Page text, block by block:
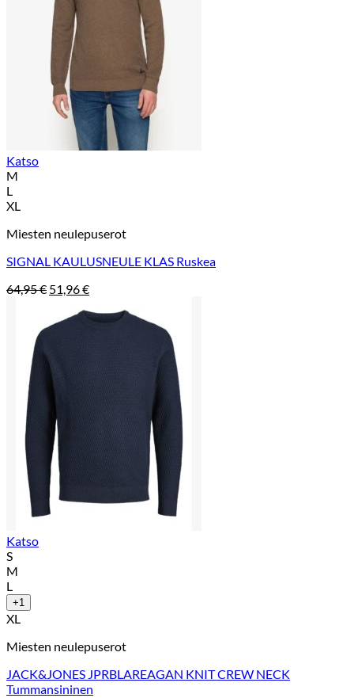
Katso
M
L
XL
Miesten neulepuserot
SIGNAL KAULUSNEULE KLAS Ruskea
64,95€ Alkuperäinen
oli:
51,96€Nykyinen
on:
Katso
S
M
L
+1
XL
Miesten neulepuserot
JACK&JONES JPRBLAREAGAN KNIT CREW NECK
Tummansininen